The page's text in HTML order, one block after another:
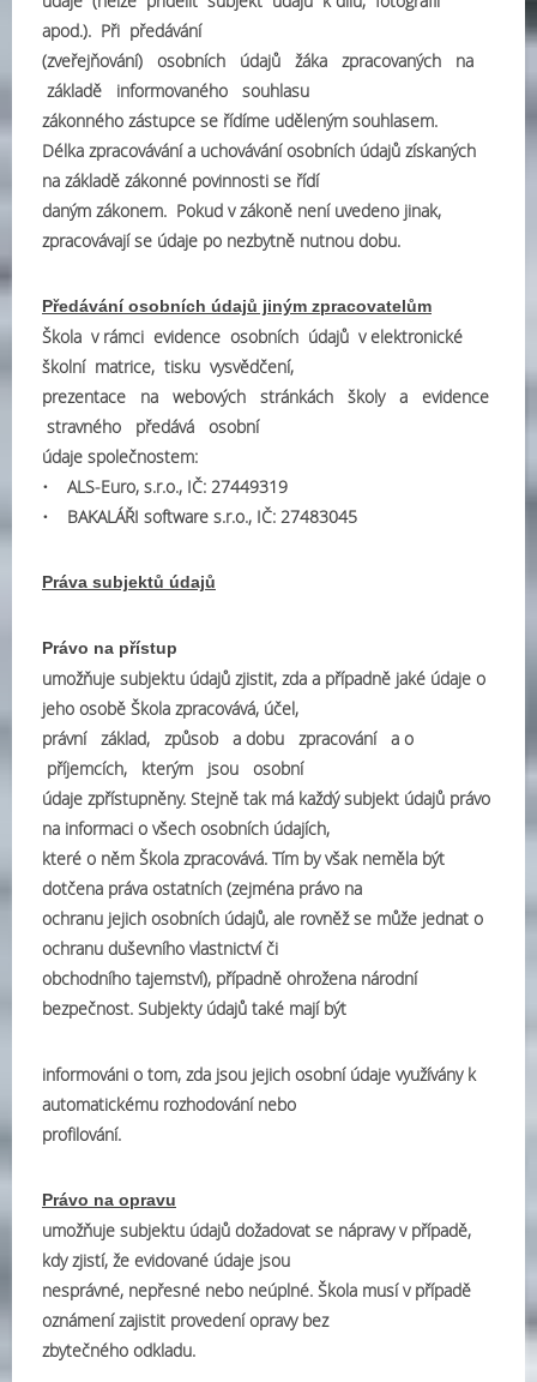
apod.). Při předávání
(zveřejňování) osobních údajů žáka zpracovaných na
základě informovaného souhlasu
zákonného zástupce se řídíme uděleným souhlasem.
Délka zpracovávání a uchovávání osobních údajů získaných
na základě zákonné povinnosti se řídí
daným zákonem. Pokud v zákoně není uvedeno jinak,
zpracovávají se údaje po nezbytně nutnou dobu.
Předávání osobních údajů jiným zpracovatelům
Škola v rámci evidence osobních údajů v elektronické
školní matrice, tisku vysvědčení,
prezentace na webových stránkách školy a evidence
stravného předává osobní
údaje společnostem:
• ALS-Euro, s.r.o., IČ: 27449319
• BAKALÁŘI software s.r.o., IČ: 27483045
Práva subjektů údajů
Právo na přístup
umožňuje subjektu údajů zjistit, zda a případně jaké údaje o
jeho osobě Škola zpracovává, účel,
právní základ, způsob a dobu zpracování a o
příjemcích, kterým jsou osobní
údaje zpřístupněny. Stejně tak má každý subjekt údajů právo
na informaci o všech osobních údajích,
které o něm Škola zpracovává. Tím by však neměla být
dotčena práva ostatních (zejména právo na
ochranu jejich osobních údajů, ale rovněž se může jednat o
ochranu duševního vlastnictví či
obchodního tajemství), případně ohrožena národní
bezpečnost. Subjekty údajů také mají být
informováni o tom, zda jsou jejich osobní údaje využívány k
automatickému rozhodování nebo
profilování.
Právo na opravu
umožňuje subjektu údajů dožadovat se nápravy v případě,
kdy zjistí, že evidované údaje jsou
nesprávné, nepřesné nebo neúplné. Škola musí v případě
oznámení zajistit provedení opravy bez
zbytečného odkladu.